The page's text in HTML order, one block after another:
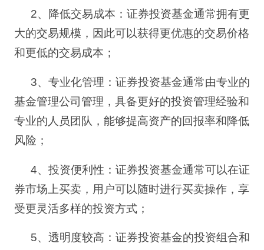
2、
降低交易成本：证券投资基金通常拥有更
大的交易规模，因此可以获得更优惠的交易价格
和更低的交易成本；
3、 专业化管理：证券投资基金通常由专业的
基金管理公司管理，具备更好的投资管理经验和
专业的人员团队，能够提高资产的回报率和降低
风险；
4、 投资便利性：证券投资基金通常可以在证
券市场上买卖，用户可以随时进行买卖操作，享
受更灵活多样的投资方式；
5、 透明度较高：证券投资基金的投资组合和